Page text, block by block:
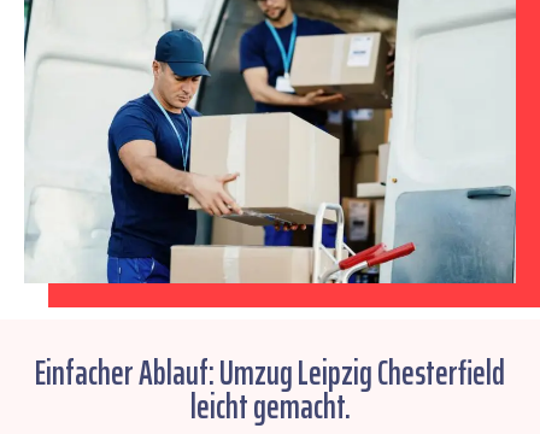
Einfacher Ablauf: Umzug Leipzig Chesterfield
leicht gemacht.